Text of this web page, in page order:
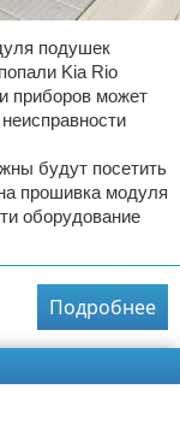
подушек
Kia Rio
приборов может
будут посетить
прошивка модуля
оборудование
Подробнее